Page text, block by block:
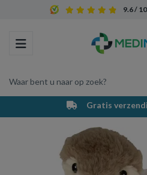
9.6 / 10
Toggle navigation
Waar bent u naar op zoek?
Winkelwagen
Uw
PostNL